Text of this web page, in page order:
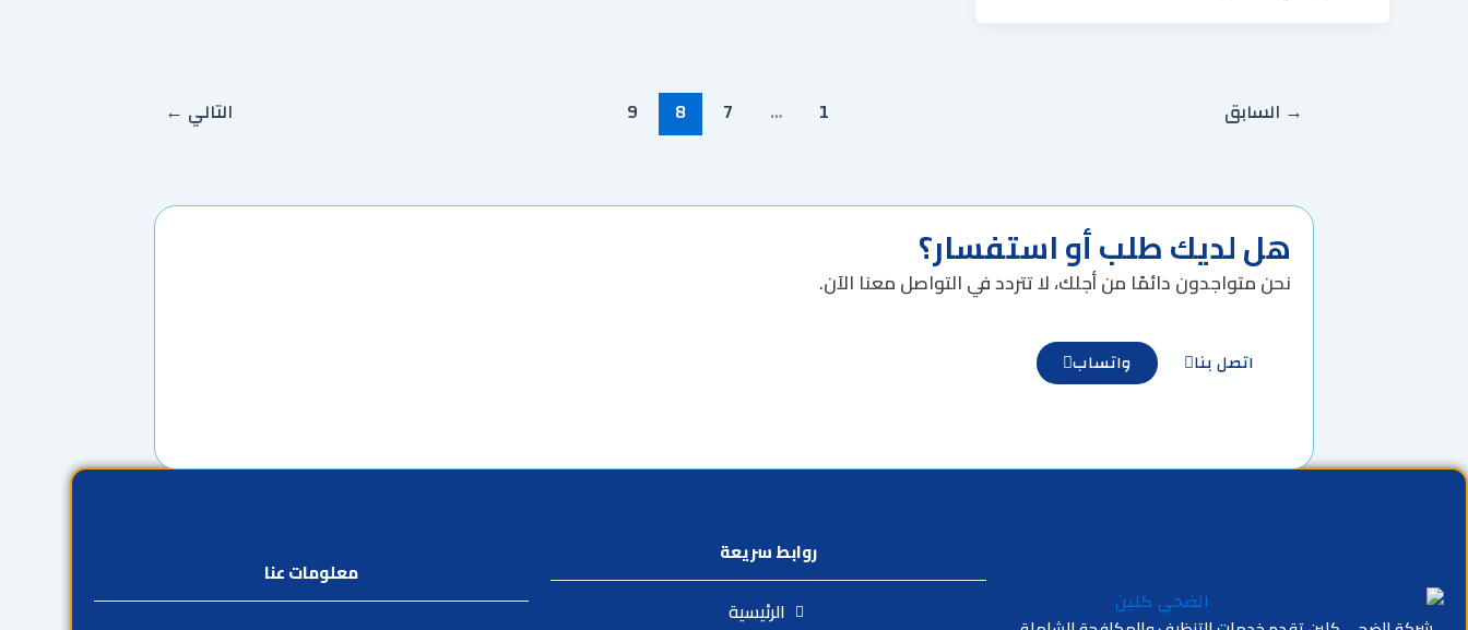
→ السابق 1
…
7
8
9 التالي ←
هل لديك طلب أو استفسار؟
نحن متواجدون دائمًا من أجلك، لا تتردد في التواصل معنا الآن.
اتصل بنا واتساب
روابط سريعة
الرئيسية
معلومات عنا